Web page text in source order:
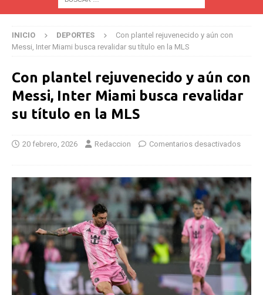
INICIO DEPORTES
Con plantel rejuvenecido y aún con
Messi, Inter Miami busca revalidar su título en la MLS
Con plantel rejuvenecido y aún con
Messi, Inter Miami busca revalidar
su título en la MLS
20 febrero, 2026 Redaccion Comentarios desactivados